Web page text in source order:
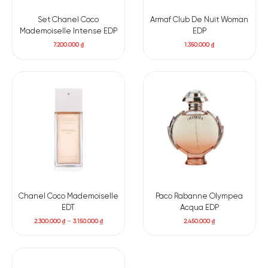
Set Chanel Coco
Mademoiselle Intense EDP
7.200.000₫
Armaf Club De Nuit Woman
EDP
1.350.000₫
Chanel Coco Mademoiselle
EDT
2.300.000₫– 3.150.000₫
Paco Rabanne Olympea
Acqua EDP
2.450.000₫